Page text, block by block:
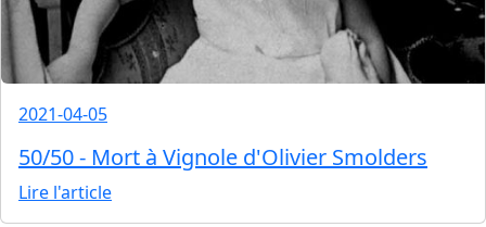
2021-04-05
50/50 - Mort à Vignole d'Olivier Smolders
Lire l'article